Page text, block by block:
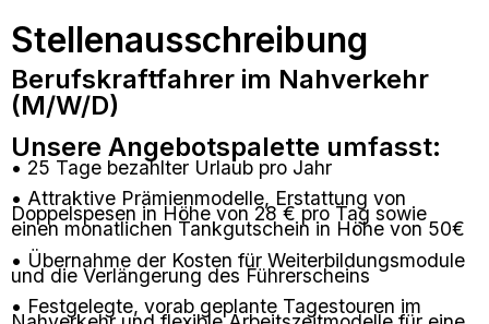
Stellenausschreibung
Berufskraftfahrer im Nahverkehr
(M/W/D)
Unsere Angebotspalette umfasst:
• 25 Tage bezahlter Urlaub pro Jahr
• Attraktive Prämienmodelle, Erstattung von
Doppelspesen in Höhe von 28 € pro Tag sowie
einen monatlichen Tankgutschein in Höhe von 50€
• Übernahme der Kosten für Weiterbildungsmodule
und die Verlängerung des Führerscheins
• Festgelegte, vorab geplante Tagestouren im